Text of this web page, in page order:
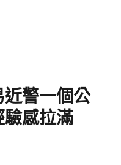
警一個公
感拉滿